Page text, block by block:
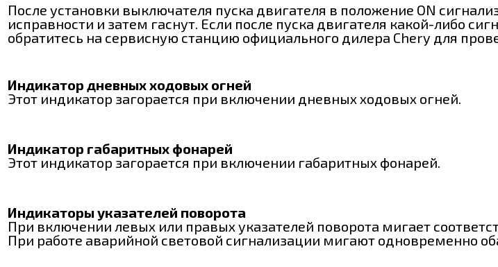
После установки выключателя пуска двигателя в положение ON
исправности и затем гаснут. Если после пуска двигателя какой-либо
обратитесь на сервисную станцию официального дилера Chery для
Индикатор дневных ходовых огней
Этот индикатор загорается при включении дневных ходовых огней.
Индикатор габаритных фонарей
Этот индикатор загорается при включении габаритных фонарей.
Индикаторы указателей поворота
При включении левых или правых указателей поворота мигает
При работе аварийной световой сигнализации мигают одновременно